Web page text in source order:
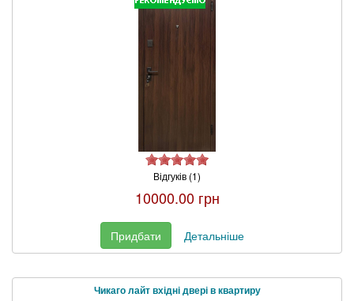
Відгуків (1)
10000.00 грн
Придбати Детальніше
Чикаго лайт вхідні двері в квартиру